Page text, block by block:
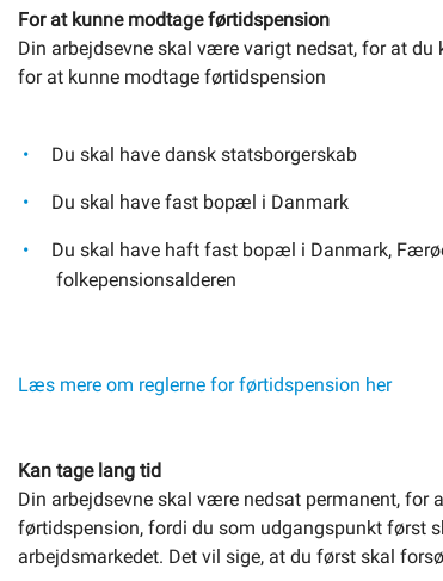
For at kunne modtage førtidspension
Din arbejdsevne skal være varigt nedsat, for at
for at kunne modtage førtidspension
Du skal have dansk statsborgerskab
Du skal have fast bopæl i Danmark
Du skal have haft fast bopæl i Danmark,
folkepensionsalderen
Læs mere om reglerne for førtidspension her
Kan tage lang tid
Din arbejdsevne skal være nedsat permanent,
førtidspension, fordi du som udgangspunkt først
arbejdsmarkedet. Det vil sige, at du først skal